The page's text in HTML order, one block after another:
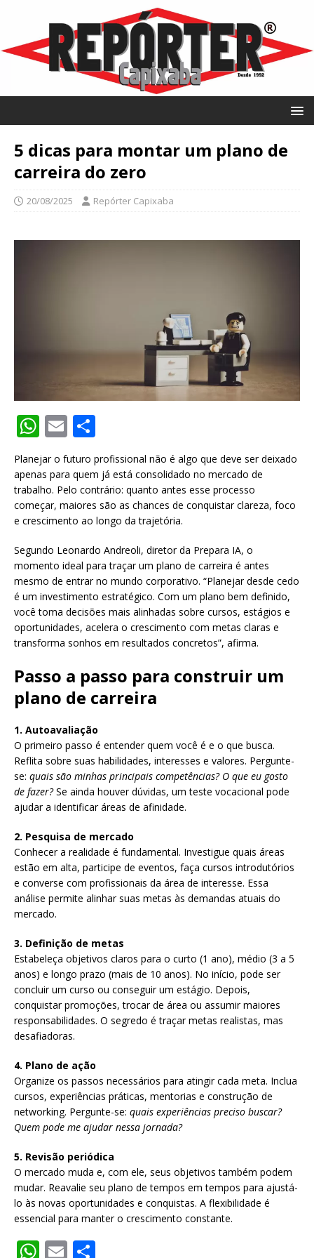
5 dicas para montar um plano de
carreira do zero
20/08/2025 Repórter Capixaba
W
h
at
s
A
p
p
E
m
ai
l
ar
e
Planejar o futuro profissional não é algo que deve ser deixado
apenas para quem já está consolidado no mercado de
trabalho. Pelo contrário: quanto antes esse processo
começar, maiores são as chances de conquistar clareza, foco
e crescimento ao longo da trajetória.
Segundo Leonardo Andreoli, diretor da Prepara IA, o
momento ideal para traçar um plano de carreira é antes
mesmo de entrar no mundo corporativo. “Planejar desde cedo
é um investimento estratégico. Com um plano bem definido,
você toma decisões mais alinhadas sobre cursos, estágios e
oportunidades, acelera o crescimento com metas claras e
transforma sonhos em resultados concretos”, afirma.
Passo a passo para construir um
plano de carreira
1. Autoavaliação
O primeiro passo é entender quem você é e o que busca.
Reflita sobre suas habilidades, interesses e valores. Pergunte-
se: quais são minhas principais competências? O que eu gosto
de fazer?Se ainda houver dúvidas, um teste vocacional pode
ajudar a identificar áreas de afinidade.
2. Pesquisa de mercado
Conhecer a realidade é fundamental. Investigue quais áreas
estão em alta, participe de eventos, faça cursos introdutórios
e converse com profissionais da área de interesse. Essa
análise permite alinhar suas metas às demandas atuais do
mercado.
3. Definição de metas
Estabeleça objetivos claros para o curto (1 ano), médio (3 a 5
anos) e longo prazo (mais de 10 anos). No início, pode ser
concluir um curso ou conseguir um estágio. Depois,
conquistar promoções, trocar de área ou assumir maiores
responsabilidades. O segredo é traçar metas realistas, mas
desafiadoras.
4. Plano de ação
Organize os passos necessários para atingir cada meta. Inclua
cursos, experiências práticas, mentorias e construção de
networking. Pergunte-se: quais experiências preciso buscar?
Quem pode me ajudar nessa jornada?
5. Revisão periódica
O mercado muda e, com ele, seus objetivos também podem
mudar. Reavalie seu plano de tempos em tempos para ajustá-
lo às novas oportunidades e conquistas. A flexibilidade é
essencial para manter o crescimento constante.
W E